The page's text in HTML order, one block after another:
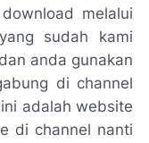
melalui
sudah kami
anda gunakan
di channel
adalah website
di channel nanti